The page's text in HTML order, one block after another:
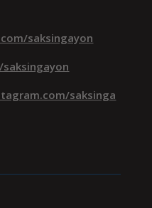
saksingayon
saksinga